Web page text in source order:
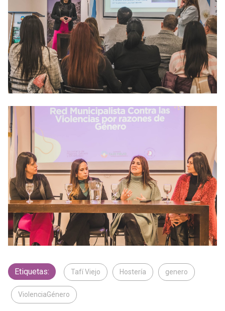
Etiquetas: Tafí Viejo Hostería genero
ViolenciaGénero